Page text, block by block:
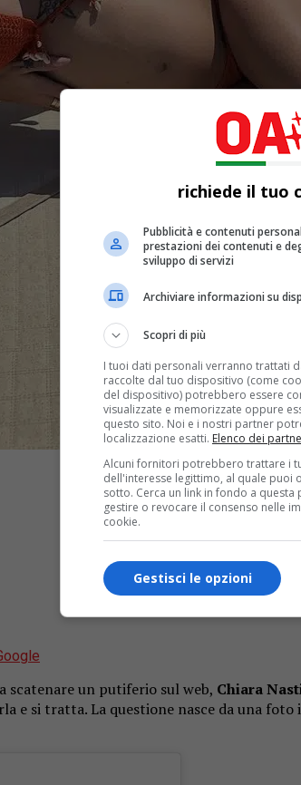
a scatenare un putiferio sul web, Chiara
e si tratta. La questione nasce da una foto
richiede il tuo
Pubblicità e contenuti
prestazioni dei contenuti e
sviluppo di servizi
Archiviare informazioni su
Scopri di più
I tuoi dati personali verranno trattati
raccolte dal tuo dispositivo (come
del dispositivo) potrebbero essere
visualizzate e memorizzate oppure
questo sito. Noi e i nostri partner
localizzazione esatti. Elenco dei
Alcuni fornitori potrebbero trattare i
dell'interesse legittimo, al quale puoi
sotto. Cerca un link in fondo a
gestire o revocare il consenso nelle
cookie.
Gestisci le opzioni